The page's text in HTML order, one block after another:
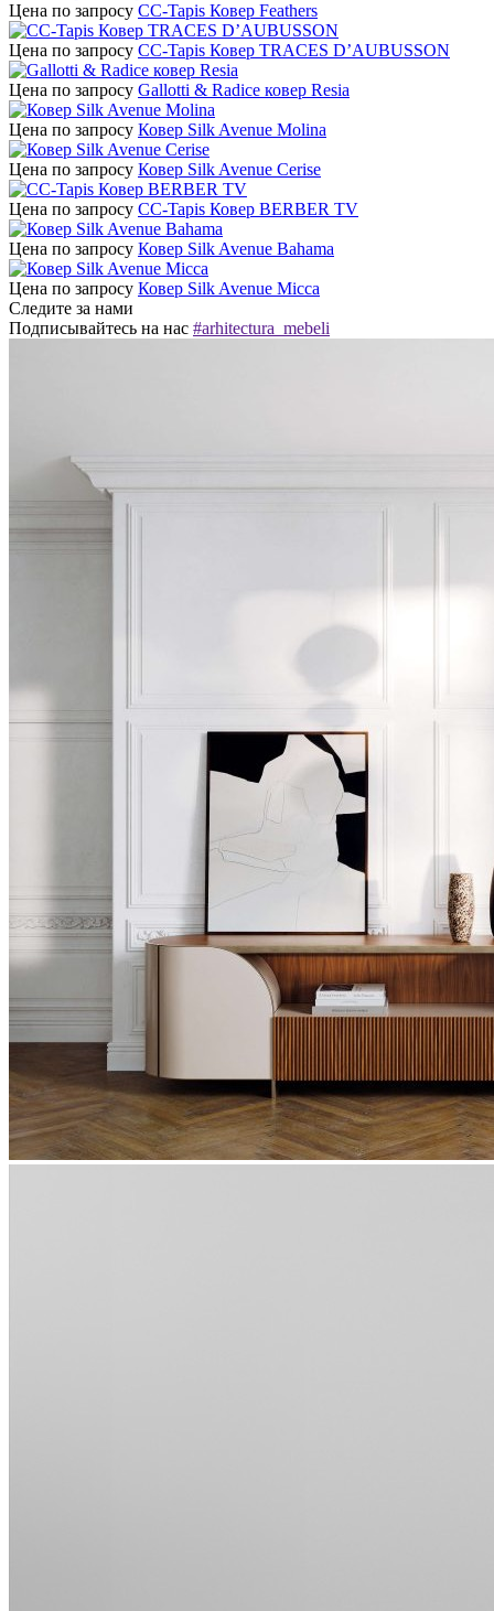
Цена по запросу CC-Tapis Ковер Feathers
Цена по запросу CC-Tapis Ковер TRACES D’AUBUSSON
Цена по запросу Gallotti & Radice ковер Resia
Цена по запросу Ковер Silk Avenue Molina
Цена по запросу Ковер Silk Avenue Cerise
Цена по запросу CC-Tapis Ковер BERBER TV
Цена по запросу Ковер Silk Avenue Bahama
Цена по запросу Ковер Silk Avenue Micca
Следите за нами
Подписывайтесь на нас #arhitectura_mebeli